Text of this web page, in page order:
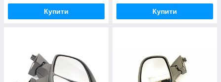
Купити Купити